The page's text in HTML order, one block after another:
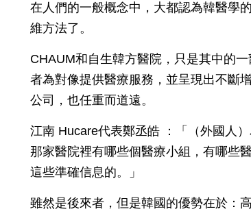
在人們的一般概念中，大都認為韓醫學
維方法了。
CHAUM和自生韓方醫院，只是其中的
者為對像提供醫療服務，並呈現出不斷
公司，也任重而道遠。
江南 Hucare代表鄭丞皓 ：「（外國人
那家醫院裡有哪些個醫療小組，有哪些
這些準確信息的。」
雖然是後來者，但是韓國的優勢在於：